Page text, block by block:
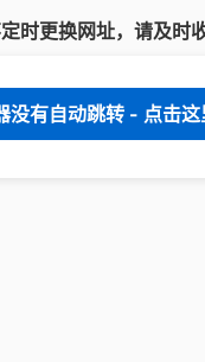
时更换网址，请及时
没有自动跳转 - 点击